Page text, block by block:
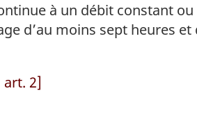
à un débit constant
d’au moins sept heures
art. 2]